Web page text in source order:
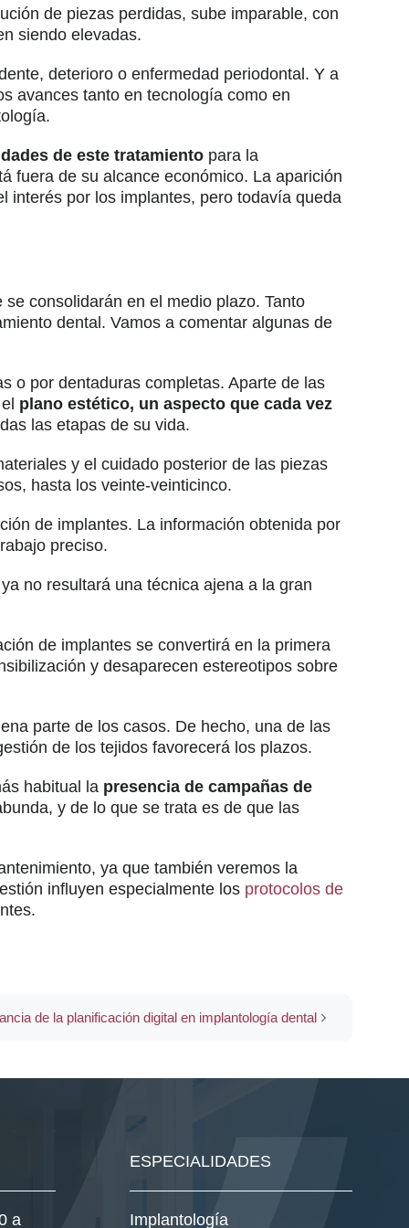
de piezas perdidas, sube imparable, con
siendo elevadas.
deterioro o enfermedad periodontal. Y a
avances tanto en tecnología como en
de este tratamiento para la
fuera de su alcance económico. La aparición
interés por los implantes, pero todavía queda
consolidarán en el medio plazo. Tanto
dental. Vamos a comentar algunas de
o por dentaduras completas. Aparte de las
plano estético, un aspecto que cada vez
las etapas de su vida.
y el cuidado posterior de las piezas
hasta los veinte-veinticinco.
de implantes. La información obtenida por
preciso.
no resultará una técnica ajena a la gran
de implantes se convertirá en la primera
y desaparecen estereotipos sobre
parte de los casos. De hecho, una de las
de los tejidos favorecerá los plazos.
habitual la presencia de campañas de
y de lo que se trata es de que las
ya que también veremos la
influyen especialmente los protocolos de
de la planificación digital en implantología dental
a
ESPECIALIDADES
Implantología